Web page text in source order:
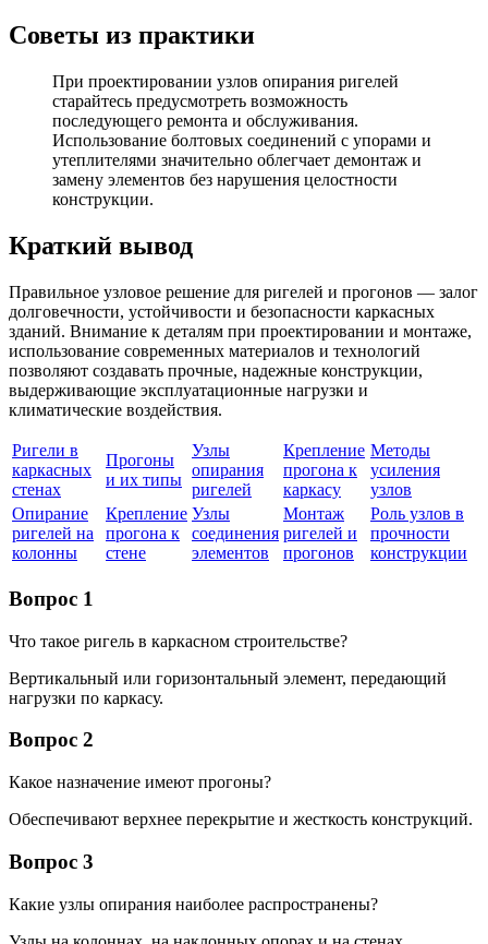
Советы из практики
При проектировании узлов опирания ригелей
старайтесь предусмотреть возможность
последующего ремонта и обслуживания.
Использование болтовых соединений с упорами и
утеплителями значительно облегчает демонтаж и
замену элементов без нарушения целостности
конструкции.
Краткий вывод
Правильное узловое решение для ригелей и прогонов — залог
долговечности, устойчивости и безопасности каркасных
зданий. Внимание к деталям при проектировании и монтаже,
использование современных материалов и технологий
позволяют создавать прочные, надежные конструкции,
выдерживающие эксплуатационные нагрузки и
климатические воздействия.
Ригели в
каркасных
стенах
Прогоны
и их типы
Узлы
опирания
ригелей
Крепление
прогона к
каркасу
Методы
усиления
узлов
Опирание
ригелей на
колонны
Крепление
прогона к
стене
Узлы
соединения
элементов
Монтаж
ригелей и
прогонов
Роль узлов в
прочности
конструкции
Вопрос 1
Что такое ригель в каркасном строительстве?
Вертикальный или горизонтальный элемент, передающий
нагрузки по каркасу.
Вопрос 2
Какое назначение имеют прогоны?
Обеспечивают верхнее перекрытие и жесткость конструкций.
Вопрос 3
Какие узлы опирания наиболее распространены?